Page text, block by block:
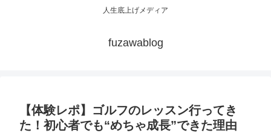
人生底上げメディア
fuzawablog
【体験レポ】ゴルフのレッスン行ってき
た！初心者でも“めちゃ成長”できた理由